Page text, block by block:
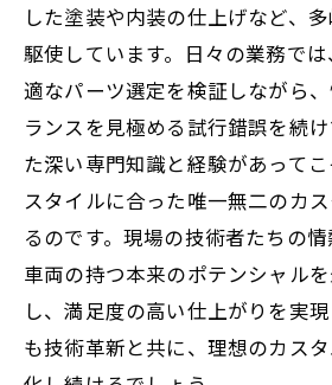
した塗装や内装の仕上げなど、
駆使しています。日々の業務で
適なパーツ選定を検証しながら
ランスを見極める試行錯誤を続
た深い専門知識と経験があって
スタイルに合った唯一無二のカ
るのです。現場の技術者たちの情
車両の持つ本来のポテンシャル
し、満足度の高い仕上がりを実
も技術革新と共に、理想のカス